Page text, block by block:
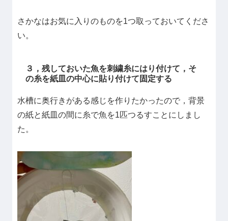
さかなはお気に入りのものを1つ取っておいてくださ
い。
３，残しておいた魚を刺繍糸にはり付けて，そ
の糸を紙皿の中心に貼り付けて固定する
水槽に奥行きがある感じを作りたかったので，背景
の紙と紙皿の間に糸で魚を1匹つるすことにしまし
た。